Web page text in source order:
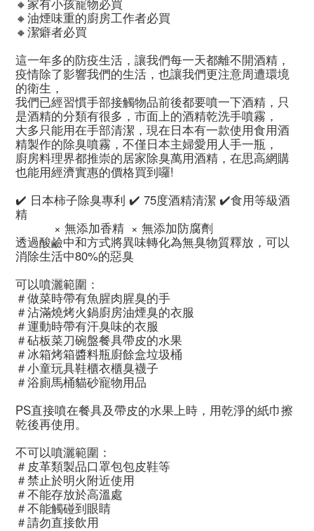
🔸家有小孩寵物必買
🔸油煙味重的廚房工作者必買
🔸潔癖者必買
這一年多的防疫生活，讓我們每一天都離不開酒精，
疫情除了影響我們的生活，也讓我們更注意周遭環境
的衛生，
我們已經習慣手部接觸物品前後都要噴一下酒精，只
是酒精的分類有很多，市面上的酒精乾洗手噴霧，
大多只能用在手部清潔，現在日本有一款使用食用酒
精製作的除臭噴霧，不僅日本主婦愛用人手一瓶，
廚房料理界都推崇的居家除臭萬用酒精，在思高網購
也能用經濟實惠的價格買到囉!
✔️ 日本柿子除臭專利 ✔️ 75度酒精清潔 ✔️食用等級酒
精
× 無添加香精  × 無添加防腐劑
透過酸鹼中和方式將異味轉化為無臭物質釋放，可以
消除生活中80%的惡臭
可以噴灑範圍：
＃做菜時帶有魚腥肉腥臭的手
＃沾滿燒烤火鍋廚房油煙臭的衣服
＃運動時帶有汗臭味的衣服
＃砧板菜刀碗盤餐具帶皮的水果
＃冰箱烤箱醬料瓶廚餘盒垃圾桶
＃小童玩具鞋櫃衣櫃臭襪子
＃浴廁馬桶貓砂寵物用品
PS直接噴在餐具及帶皮的水果上時，用乾淨的紙巾擦
乾後再使用。
不可以噴灑範圍：
＃皮革類製品口罩包包皮鞋等
＃禁止於明火附近使用
＃不能存放於高溫處
＃不能觸碰到眼睛
＃請勿直接飲用